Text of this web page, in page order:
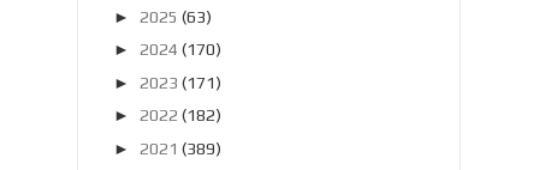
► 2025 (63)
► 2024 (170)
► 2023 (171)
► 2022 (182)
► 2021 (389)